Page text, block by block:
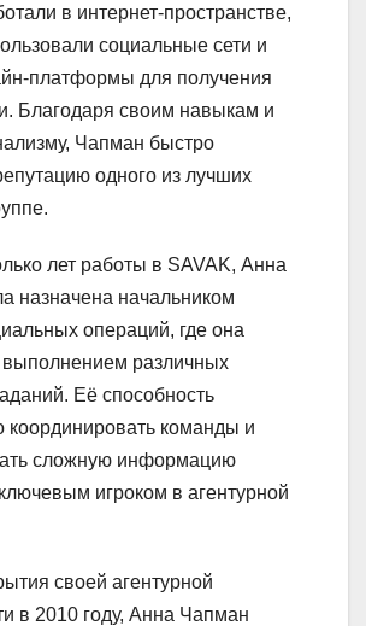
в интернет-пространстве,
социальные сети и
платформы для получения
Благодаря своим навыкам и
Чапман быстро
одного из лучших
лет работы в SAVAK, Анна
назначена начальником
операций, где она
выполнением различных
Её способность
координировать команды и
сложную информацию
игроком в агентурной
своей агентурной
в 2010 году, Анна Чапман